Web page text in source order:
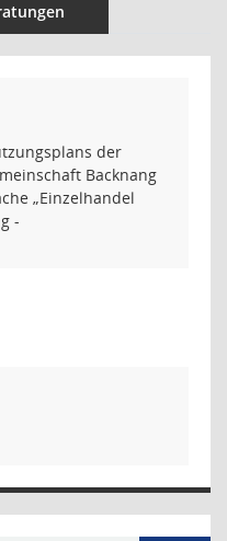
der
Backnang
„Einzelhandel
-